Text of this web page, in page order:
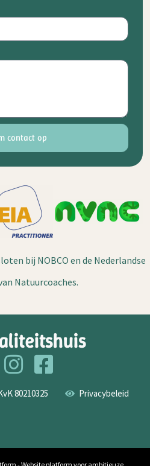
contact op
bij NOBCO en de Nederlandse
Natuurcoaches.
80210325
Privacybeleid